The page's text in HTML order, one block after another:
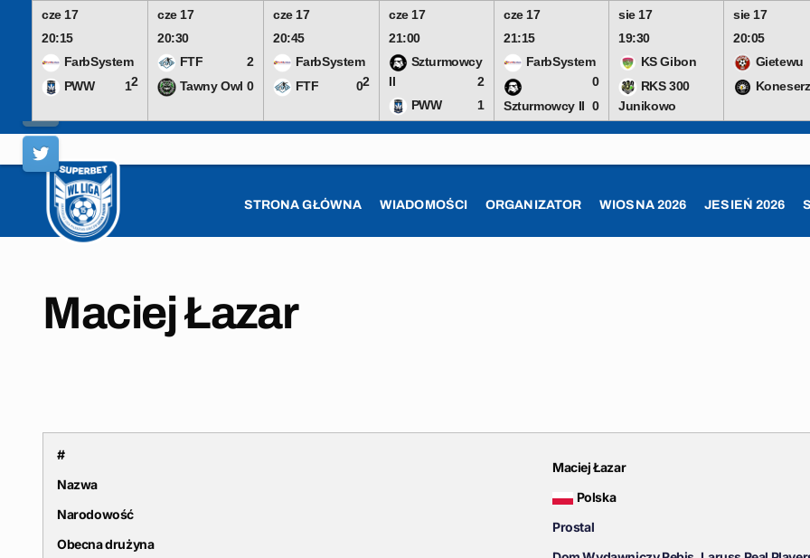
cze 17
20:15
FarbSystem
2
PWW 1
cze 17
20:30
FTF
2
Tawny Owl 0
cze 17
20:45
FarbSystem
2
FTF 0
cze 17
21:00
Szturmowcy
II
2
PWW
1
cze 17
21:15
FarbSystem
0
Szturmowcy II 0
sie 17
19:30
KS Gibon
RKS 300
Junikowo
sie 17
20:05
Gietewu
Skip
content
STRONA GŁÓWNA WIADOMOŚCI ORGANIZATOR WIOSNA 2026 JESIEŃ 2026
Maciej Łazar
#
Nazwa
Maciej Łazar
Narodowość
Polska
Obecna drużyna
Prostal